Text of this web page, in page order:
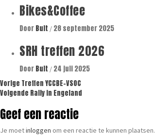
Bikes&Coffee
DoorBult / 28 september 2025
SRH treffen 2026
DoorBult / 24 juli 2025
Bericht
navigatie
Vorige Treffen YCCBE-VSOC
Volgende Rally in Engeland
Geef een reactie
Je moetinloggen om een reactie te kunnen plaatsen.